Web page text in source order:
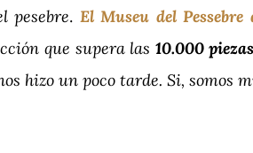
pesebre. El Museu del
que supera las 10.000
hizo un poco tarde. Si, somos